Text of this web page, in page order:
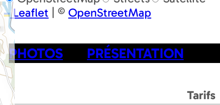
Leaflet | © OpenStreetMap
PHOTOS PRÉSENTATION
Tarifs